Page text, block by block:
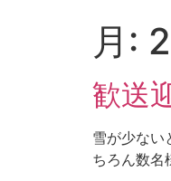
月:
歓送
雪が少ない
ちろん数名